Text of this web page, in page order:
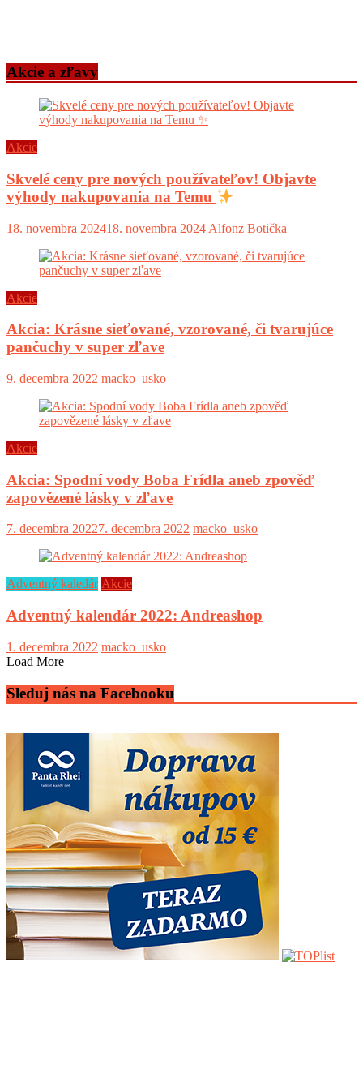
Akcie a zľavy
Akcie
Skvelé ceny pre nových používateľov! Objavte
výhody nakupovania na Temu
18. novembra 202418. novembra 2024 Alfonz Botička
Akcie
Akcia: Krásne sieťované, vzorované, či tvarujúce
pančuchy v super zľave
9. decembra 2022 macko_usko
Akcie
Akcia: Spodní vody Boba Frídla aneb zpověď
zapovězené lásky v zľave
7. decembra 20227. decembra 2022 macko_usko
Adventný kaledár Akcie
Adventný kalendár 2022: Andreashop
1. decembra 2022 macko_usko
Load More
Sleduj nás na Facebooku